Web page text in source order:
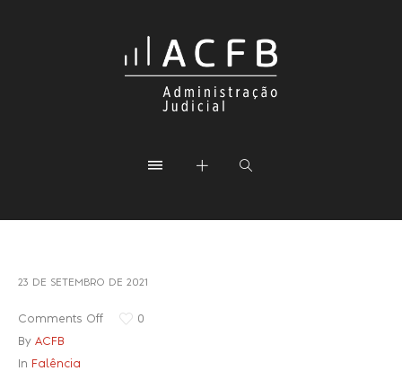
23 DE SETEMBRO DE 2021
Comments Off 0
By ACFB
In Falência